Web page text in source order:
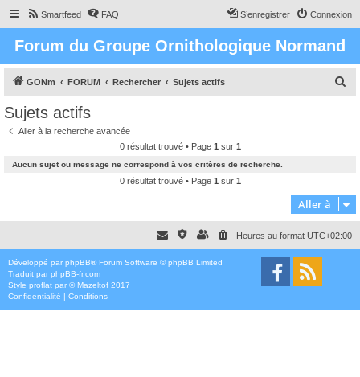
Smartfeed FAQ Connexion
S’enregistrer
Forum du Groupe Ornithologique Normand
GONm FORUM Rechercher Sujets actifs
c
h
e
Sujets actifs
Aller à la recherche avancée
0 résultat trouvé • Page 1 sur 1
Aucun sujet ou message ne correspond à vos critères de recherche.
0 résultat trouvé • Page 1 sur 1
Aller à
Heures au format UTC+02:00
Développé par phpBB® Forum Software © phpBB Limited
Traduit par phpBB-fr.com
Style proflat par ©Mazeltof 2017
Confidentialité | Conditions